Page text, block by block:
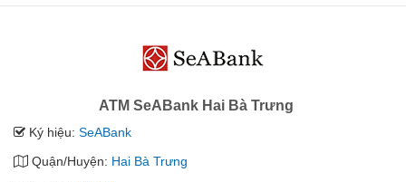
ATM SeABank Hai Bà Trưng
Ký hiệu: SeABank
Quận/Huyện: Hai Bà Trưng